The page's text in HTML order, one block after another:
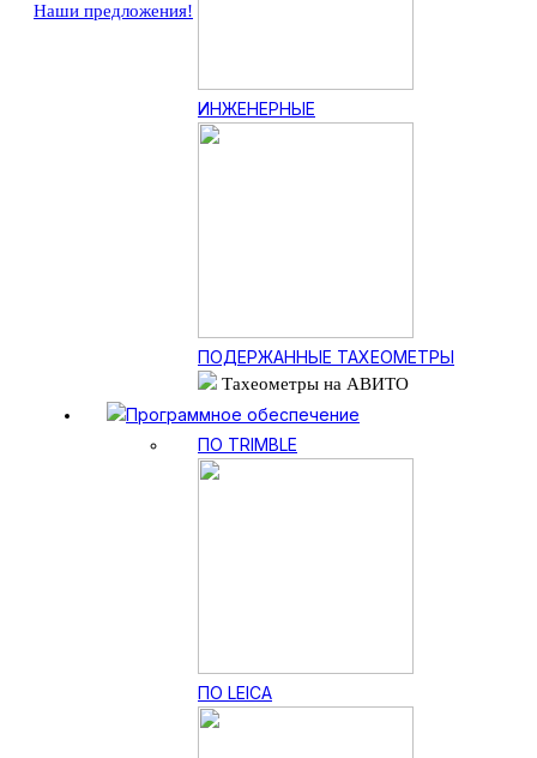
Наши предложения!
ИНЖЕНЕРНЫЕ
ПОДЕРЖАННЫЕ ТАХЕОМЕТРЫ
Тахеометры на АВИТО
Программное обеспечение
ПО TRIMBLE
ПО LEICA